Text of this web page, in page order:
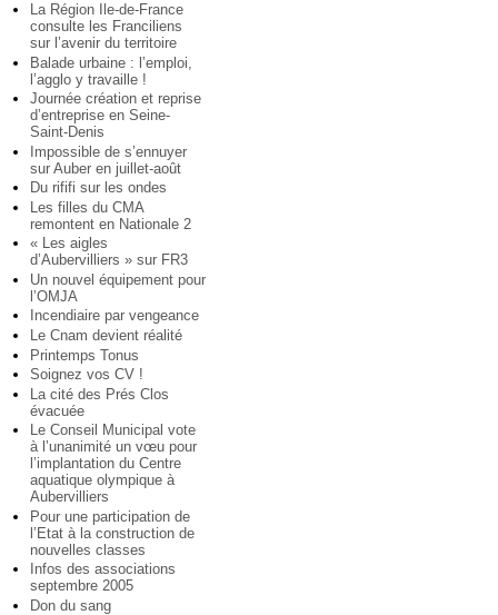
La Région Ile-de-France
consulte les Franciliens
sur l’avenir du territoire
Balade urbaine : l’emploi,
l’agglo y travaille !
Journée création et reprise
d’entreprise en Seine-
Saint-Denis
Impossible de s’ennuyer
sur Auber en juillet-août
Du rififi sur les ondes
Les filles du CMA
remontent en Nationale 2
« Les aigles
d’Aubervilliers » sur FR3
Un nouvel équipement pour
l’OMJA
Incendiaire par vengeance
Le Cnam devient réalité
Printemps Tonus
Soignez vos CV !
La cité des Prés Clos
évacuée
Le Conseil Municipal vote
à l’unanimité un vœu pour
l’implantation du Centre
aquatique olympique à
Aubervilliers
Pour une participation de
l’Etat à la construction de
nouvelles classes
Infos des associations
septembre 2005
Don du sang